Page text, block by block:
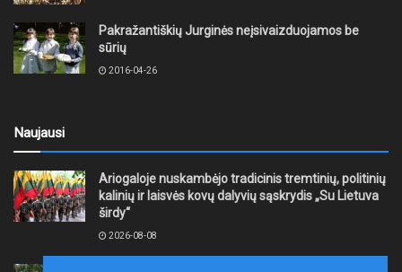
Pakražantiškių Jurginės neįsivaizduojamos be
sūrių
2016-04-26
Naujausi
Ariogaloje nuskambėjo tradicinis tremtinių, politinių
kalinių ir laisvės kovų dalyvių sąskrydis „Su Lietuva
širdy“
2026-08-08